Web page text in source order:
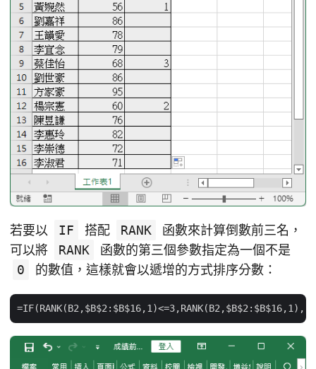
若要以 IF 搭配 RANK
函數來計算倒數前三名，
可以將
RANK
函數的第三個參數指定為一個不是
0
的數值，這樣就會以遞增的方式排序分數：